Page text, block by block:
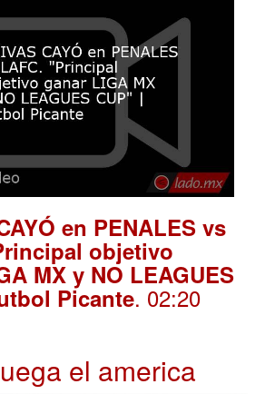
en PENALES vs
objetivo
MX y NO LEAGUES
Picante. 02:20
el america